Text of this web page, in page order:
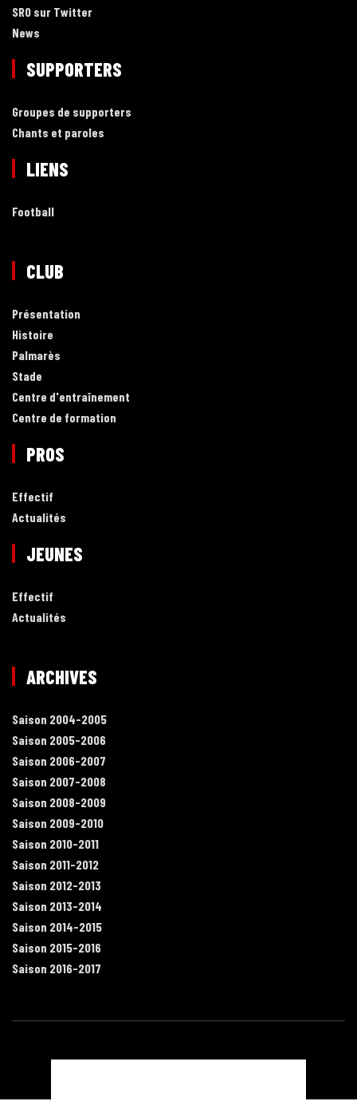
SRO sur Twitter
News
SUPPORTERS
Groupes de supporters
Chants et paroles
LIENS
Football
CLUB
Présentation
Histoire
Palmarès
Stade
Centre d'entraînement
Centre de formation
PROS
Effectif
Actualités
JEUNES
Effectif
Actualités
ARCHIVES
Saison 2004-2005
Saison 2005-2006
Saison 2006-2007
Saison 2007-2008
Saison 2008-2009
Saison 2009-2010
Saison 2010-2011
Saison 2011-2012
Saison 2012-2013
Saison 2013-2014
Saison 2014-2015
Saison 2015-2016
Saison 2016-2017